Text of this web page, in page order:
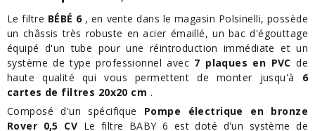
Le filtre BÉBÉ 6 , en vente dans le magasin Polsinelli, possède
un châssis très robuste en acier émaillé, un bac d'égouttage
équipé d'un tube pour une réintroduction immédiate et un
système de type professionnel avec 7 plaques en PVC de
haute qualité qui vous permettent de monter jusqu'à 6
cartes de filtres 20x20 cm .
Composé d'un spécifique Pompe électrique en bronze
Rover 0,5 CV Le filtre BABY 6 est doté d'un système de